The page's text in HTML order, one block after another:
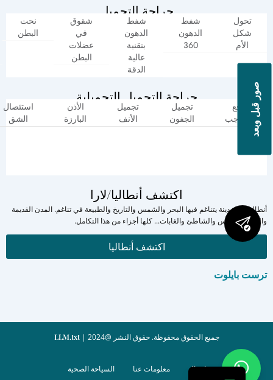
جراحة التجميل
تحول
شكل
الأم
شفط
الدهون
360
شفط
الدهون
بتقنية
عالية
الدقة
شقوق
في
عضلات
البطن
نحت
البطن
جراحة التجميل التجميلية
رفع
الحاجب
تجميل
الجفون
تجميل
الأنف
الأذن
البارزة
استئصال
الشق
اكتشف أنطاليا/لارا
أنطاليا هي مدينة يتناغم فيها البحر والشمس والتاريخ والطبيعة في تناغم. المدن القديمة
والبحر والشمس والشاطئ والغابات... كلها أجزاء من هذا التكامل.
اكتشف أنطاليا
ترست بايلوت
جميع الحقوق محفوظة. حقوق النشر @2024 | LLM.txt
اتصال معلومات عنا السياحة الصحية
صور قبل وبعد